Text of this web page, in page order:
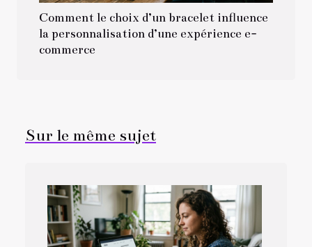
Comment le choix d’un bracelet influence
la personnalisation d’une expérience e-
commerce
Sur le même sujet